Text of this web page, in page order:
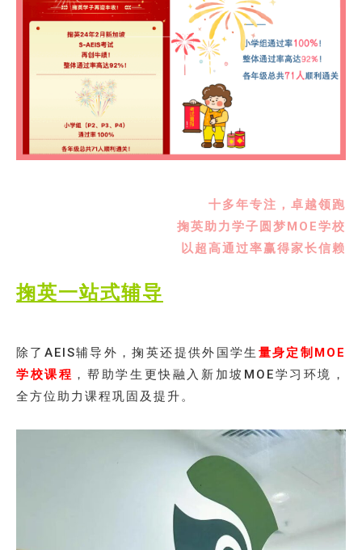
十多年专注，卓越领跑
掬英助力学子圆梦MOE学校
以超高通过率赢得家长信赖
掬英一站式辅导
除了AEIS辅导外，掬英还提供外国学生 量身定制MOE
学校课程 ，帮助学生更快融入新加坡MOE学习环境，
全方位助力课程巩固及提升。